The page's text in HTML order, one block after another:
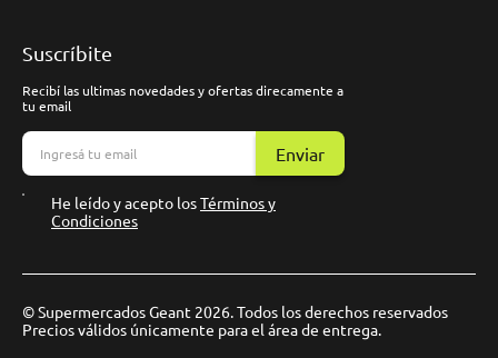
Suscríbite
Recibí las ultimas novedades y ofertas direcamente a
tu email
Enviar
He leído y acepto losTérminos y
Condiciones
© Supermercados Geant 2026. Todos los derechos reservados
Precios válidos únicamente para el área de entrega.